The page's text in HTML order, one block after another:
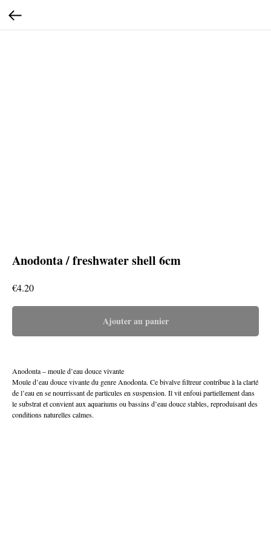
Anodonta / freshwater shell 6cm
€4.20
Ajouter au panier
Anodonta – moule d’eau douce vivante
Moule d’eau douce vivante du genre Anodonta. Ce bivalve filtreur contribue à la clarté
de l’eau en se nourrissant de particules en suspension. Il vit enfoui partiellement dans
le substrat et convient aux aquariums ou bassins d’eau douce stables, reproduisant des
conditions naturelles calmes.